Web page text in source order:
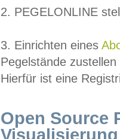
2. PEGELONLINE
3. Einrichten eines
Pegelstände
Hierfür ist eine
Open Source
Visualisierung